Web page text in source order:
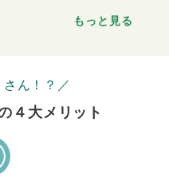
もっと見る
ん！？／
４⼤メリット